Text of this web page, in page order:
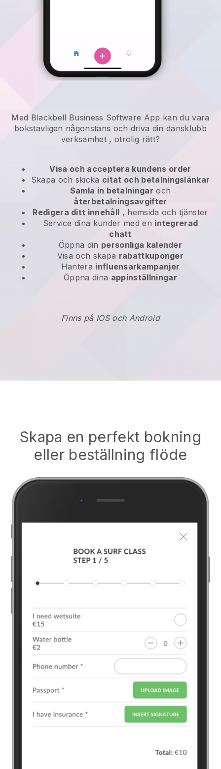
Med Blackbell Business Software App kan du vara
bokstavligen någonstans och driva din dansklubb
verksamhet , otrolig rätt?
Visa och acceptera kundens order
Skapa och skicka citat och betalningslänkar
Samla in betalningar och
återbetalningsavgifter
Redigera ditt innehåll , hemsida och tjänster
Service dina kunder med en integrerad
chatt
Öppna din personliga kalender
Visa och skapa rabattkuponger
Hantera influensarkampanjer
Öppna dina appinställningar
Finns på IOS och Android
Skapa en perfekt bokning
eller beställning flöde